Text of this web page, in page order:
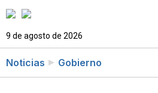
9 de agosto de 2026
Noticias Gobierno